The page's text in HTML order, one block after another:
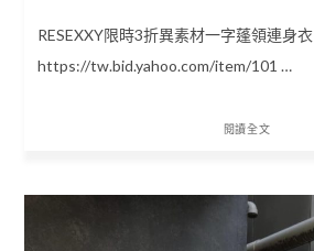
RESEXXY限時3折異素材一字蓬領連身衣
https://tw.bid.yahoo.com/item/101 …
閱讀全文